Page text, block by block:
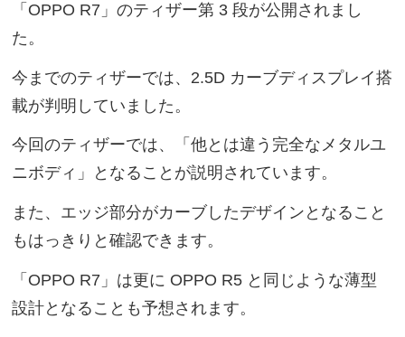
「OPPO R7」のティザー第 3 段が公開されまし
た。
今までのティザーでは、2.5D カーブディスプレイ搭
載が判明していました。
今回のティザーでは、「他とは違う完全なメタルユ
ニボディ」となることが説明されています。
また、エッジ部分がカーブしたデザインとなること
もはっきりと確認できます。
「OPPO R7」は更に OPPO R5 と同じような薄型
設計となることも予想されます。